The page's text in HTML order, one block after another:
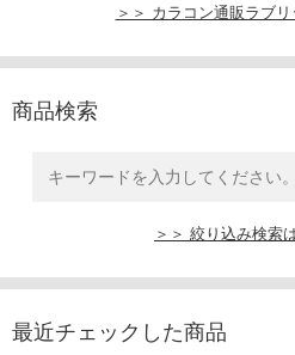
＞＞ カラコン通販ラブ
商品検索
＞＞ 絞り込み検索
最近チェックした商品